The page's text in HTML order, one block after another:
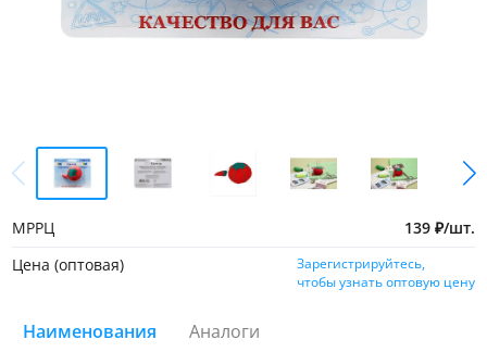
МРРЦ 139 ₽/шт.
Цена (оптовая)
Зарегистрируйтесь,
чтобы узнать оптовую цену
Наименования Аналоги